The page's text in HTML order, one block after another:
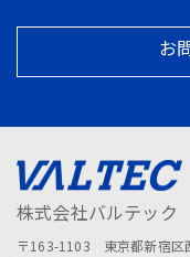
お
株式会社バルテック
〒163-1103 東京都新宿区